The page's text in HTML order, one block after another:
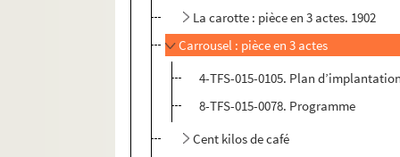
La carotte : pièce en 3 actes. 1902
Carrousel : pièce en 3 actes
4-TFS-015-0105. Plan
8-TFS-015-0078. Programme
Cent kilos de café